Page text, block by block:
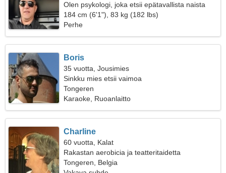
Olen psykologi, joka etsii epätavallista naista
184 cm (6'1"), 83 kg (182 lbs)
Perhe
Boris
35 vuotta, Jousimies
Sinkku mies etsii vaimoa
Tongeren
Karaoke, Ruoanlaitto
Charline
60 vuotta, Kalat
Rakastan aerobicia ja teatteritaidetta
Tongeren, Belgia